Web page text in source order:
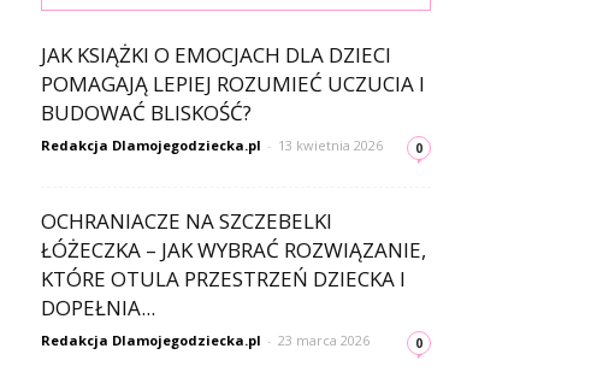
JAK KSIĄŻKI O EMOCJACH DLA DZIECI
POMAGAJĄ LEPIEJ ROZUMIEĆ UCZUCIA I
BUDOWAĆ BLISKOŚĆ?
Redakcja Dlamojegodziecka.pl - 13 kwietnia 2026 0
OCHRANIACZE NA SZCZEBELKI
ŁÓŻECZKA – JAK WYBRAĆ ROZWIĄZANIE,
KTÓRE OTULA PRZESTRZEŃ DZIECKA I
DOPEŁNIA...
Redakcja Dlamojegodziecka.pl - 23 marca 2026 0